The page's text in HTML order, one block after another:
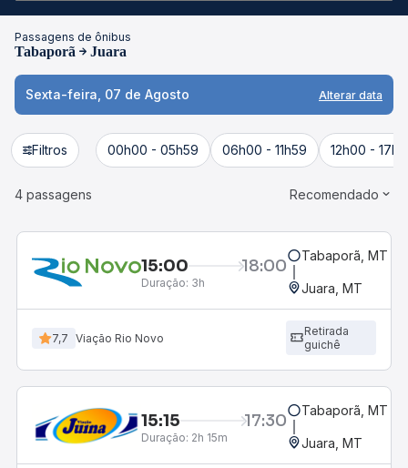
Passagens de ônibus
Tabaporã Juara
Sexta-feira, 07 de Agosto Alterar data
Filtros 00h00 - 05h59 06h00 - 11h59 12h00 -
4 passagens Recomendado
15:00 18:00
Duração: 3h
Tabaporã, MT
Juara, MT
7,7 Viação Rio Novo
Retirada
guichê
15:15 17:30
Duração: 2h 15m
Tabaporã, MT
Juara, MT